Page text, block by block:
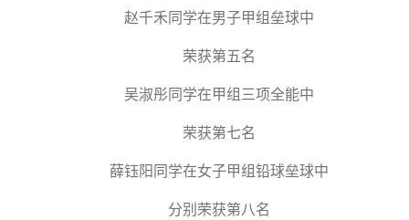
赵千禾同学在男子甲组垒球中
荣获第五名
吴淑彤同学在甲组三项全能中
荣获第七名
薛钰阳同学在女子甲组铅球垒球中
分别荣获第八名